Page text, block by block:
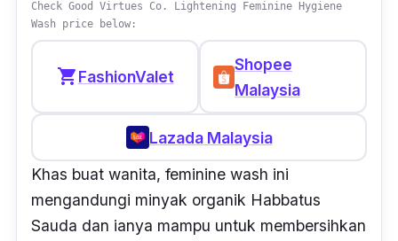
Check Good Virtues Co. Lightening Feminine Hygiene
Wash price below:
shopping_cartFashionValet
Shopee
Malaysia
Lazada Malaysia
Khas buat wanita, feminine wash ini
mengandungi minyak organik Habbatus
Sauda dan ianya mampu untuk membersihkan